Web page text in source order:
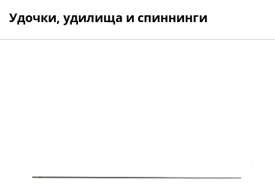
Удочки, удилища и спиннинги